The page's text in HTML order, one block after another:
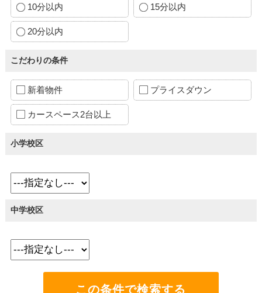
10分以内 15分以内
20分以内
こだわりの条件
新着物件 プライスダウン
カースペース2台以上
小学校区
中学校区